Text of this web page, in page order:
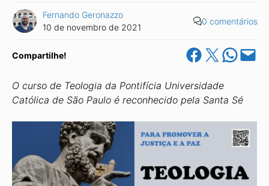
Fernando Geronazzo
10 de novembro de 2021
0 comentários
Compartilhe! Share on Facebook
Share on X Share on
Email this
O curso de Teologia da Pontifícia Universidade
Católica de São Paulo é reconhecido pela Santa Sé